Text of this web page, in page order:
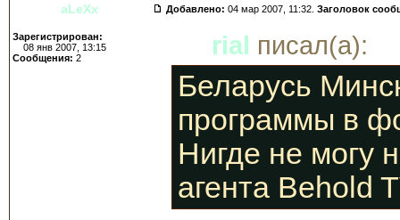
aLeXx Добавлено: 04 мар 2007, 11:32. Заголовок
Зарегистрирован:
08 янв 2007, 13:15
Сообщения: 2 rial писал(а):
Беларусь
программы в
Нигде не могу
агента Behold